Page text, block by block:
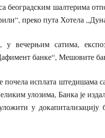
београдским шалтерима
преко пута Хотела
у вечерњим сатима,
банке“, Мешовите
почела исплата штедишама
улозима, Банка је
у